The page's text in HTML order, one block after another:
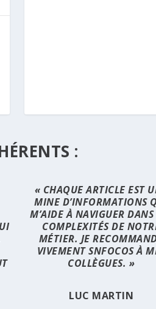
:
« CHAQUE ARTICLE EST
MINE D’INFORMATIONS
M’AIDE À NAVIGUER DANS
COMPLEXITÉS DE
MÉTIER. JE
VIVEMENT SNFOCOS À
COLLÈGUES. »
LUC MARTIN